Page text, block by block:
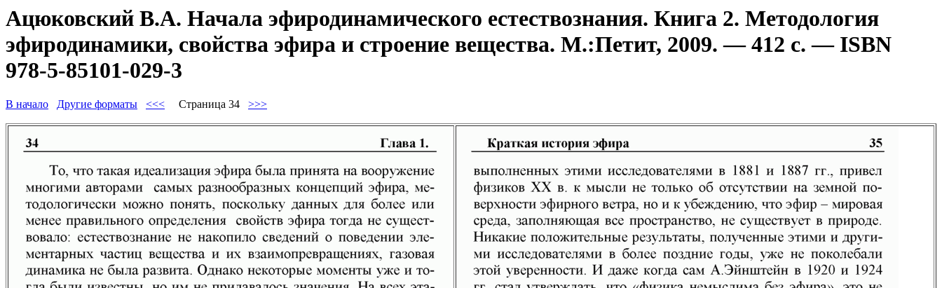
Ацюковский В.А. Начала эфиродинамического естествознания. Книга 2. Методология
эфиродинамики, свойства эфира и строение вещества. М.:Петит, 2009. — 412 с. — ISBN
978-5-85101-029-3
В начало Другие форматы <<< Страница 34 >>>